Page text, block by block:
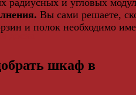
Вы сами решаете,
и полок необходимо
шкаф в
доска